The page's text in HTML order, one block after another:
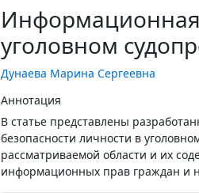
Информационная
уголовном
Дунаева Марина Сергеевна
Аннотация
В статье представлены
безопасности личности в
рассматриваемой области и их
информационных прав граждан и